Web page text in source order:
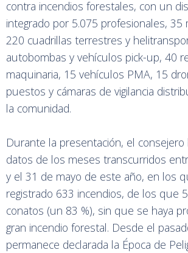
contra incendios forestales, con un
integrado por 5.075 profesionales, 35
220 cuadrillas terrestres y
autobombas y vehículos pick-up, 40
maquinaria, 15 vehículos PMA, 15
puestos y cámaras de vigilancia
la comunidad.
Durante la presentación, el consejero
datos de los meses transcurridos
y el 31 de mayo de este año, en los
registrado 633 incendios, de los que
conatos (un 83 %), sin que se haya
gran incendio forestal. Desde el
permanece declarada la Época de